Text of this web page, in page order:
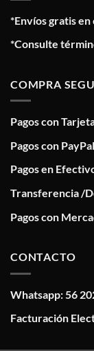
*Envíos gratis en
*Consulte
COMPRA
Pagos con
Pagos con PayPal
Pagos en
Transferencia /
Pagos con
CONTACTO
Whatsapp: 56
Facturación